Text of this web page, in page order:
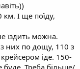
І ще поїду,
їздить можна.
них по дощу, 110 з
іде. 150-
буде. Треба більше/